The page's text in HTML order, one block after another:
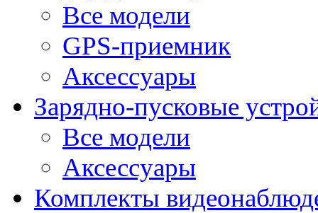
Все модели
GPS-приемник
Аксессуары
Зарядно-пусковые
Все модели
Аксессуары
Комплекты